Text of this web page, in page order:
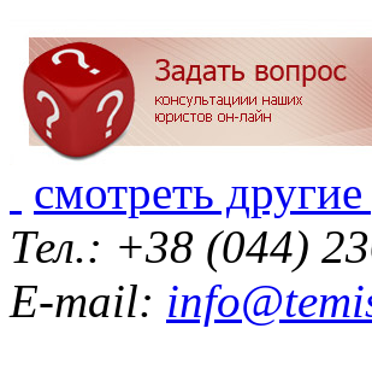
смотреть
Тел.: +38 (044)
E-mail: